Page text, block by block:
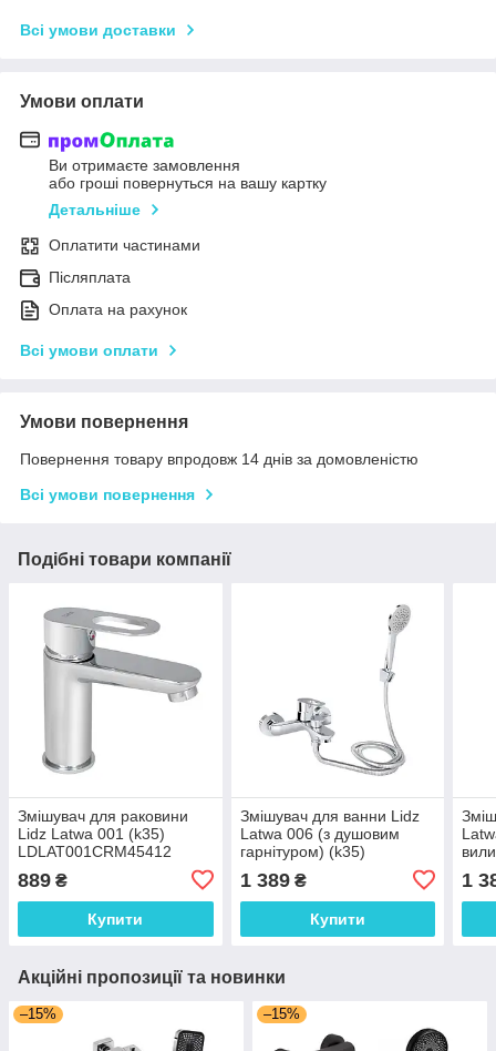
Всі умови доставки
Умови оплати
Ви отримаєте замовлення
або гроші повернуться на вашу картку
Детальніше
Оплатити частинами
Післяплата
Оплата на рахунок
Всі умови оплати
Умови повернення
Повернення товару впродовж 14 днів за домовленістю
Всі умови повернення
Подібні товари компанії
Змішувач для раковини
Lidz Latwa 001 (k35)
LDLAT001CRM45412
889 ₴
Купити
Змішувач для ванни Lidz
Latwa 006 (з душовим
гарнітуром) (k35)
Chrome
1 389₴
Купити
1
Акційні пропозиції та новинки
–15% –15%